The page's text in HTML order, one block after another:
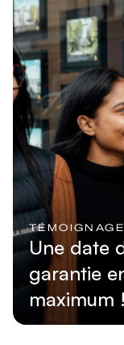
Une date
garantie
maximum !